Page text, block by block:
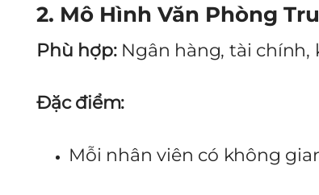
2. Mô Hình Văn Phòng
Phù hợp:Ngân hàng, tài chính,
Đặc điểm:
Mỗi nhân viên có không